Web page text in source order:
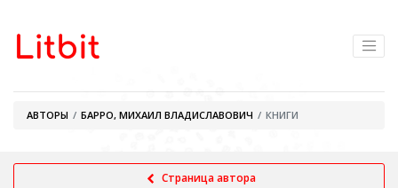
АВТОРЫ БАРРО, МИХАИЛ ВЛАДИСЛАВОВИЧ КНИГИ
Страница автора